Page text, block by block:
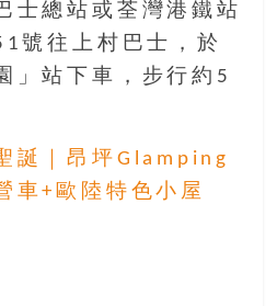
士總站或荃灣港鐵站
號往上村巴士，於
」站下車，步行約5
誕｜昂坪Glamping
車+歐陸特色小屋